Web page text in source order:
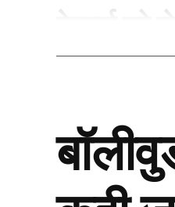
ऐश्वर्या